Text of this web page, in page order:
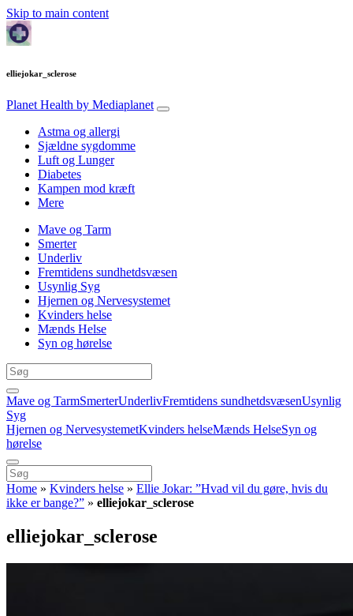
Skip to main content
elliejokar_sclerose
Planet Health by Mediaplanet
Astma og allergi
Sjældne sygdomme
Luft og Lunger
Diabetes
Kampen mod kræft
Mere
Mave og Tarm
Smerter
Underliv
Fremtidens sundhetdsvæsen
Usynlig Syg
Hjernen og Nervesystemet
Kvinders helse
Mænds Helse
Syn og hørelse
Mave og TarmSmerterUnderlivFremtidens sundhetdsvæsenUsynlig
Syg
Hjernen og NervesystemetKvinders helseMænds HelseSyn og
hørelse
Home » Kvinders helse » Ellie Jokar: ”Hvad vil du gøre, hvis du
ikke er bange?” » elliejokar_sclerose
elliejokar_sclerose